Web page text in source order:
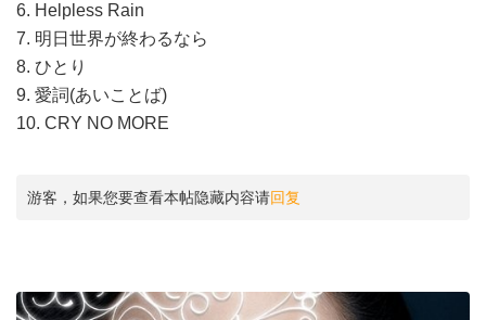
6. Helpless Rain
7. 明日世界が終わるなら
8. ひとり
9. 愛詞(あいことば)
10. CRY NO MORE
游客，如果您要查看本帖隐藏内容请回复